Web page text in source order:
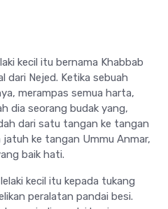
kecil itu bernama Khabbab
dari Nejed. Ketika sebuah
merampas semua harta,
dia seorang budak yang,
dari satu tangan ke tangan
jatuh ke tangan Ummu Anmar,
baik hati.
kecil itu kepada tukang
peralatan pandai besi.